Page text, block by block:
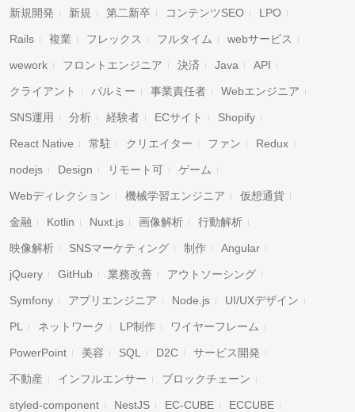
新規開発 新規 第二新卒 コンテンツSEO LPO
Rails 複業 フレックス フルタイム webサービス
wework フロントエンジニア 決済 Java API
クライアント パルミー 事業責任者 Webエンジニア
SNS運用 分析 経験者 ECサイト Shopify
React Native 常駐 クリエイター ファン Redux
nodejs Design リモート可 ゲーム
Webディレクション 機械学習エンジニア 仮想通貨
金融 Kotlin Nuxt.js 画像解析 行動解析
映像解析 SNSマーケティング 制作 Angular
jQuery GitHub 業務改善 アウトソーシング
Symfony アプリエンジニア Node.js UI/UXデザイン
PL ネットワーク LP制作 ワイヤーフレーム
PowerPoint 美容 SQL D2C サービス開発
不動産 インフルエンサー ブロックチェーン
styled-component NestJS EC-CUBE ECCUBE